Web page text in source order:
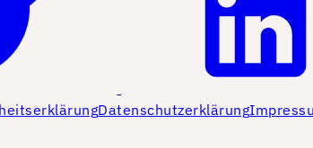
Datenschutzerklärung